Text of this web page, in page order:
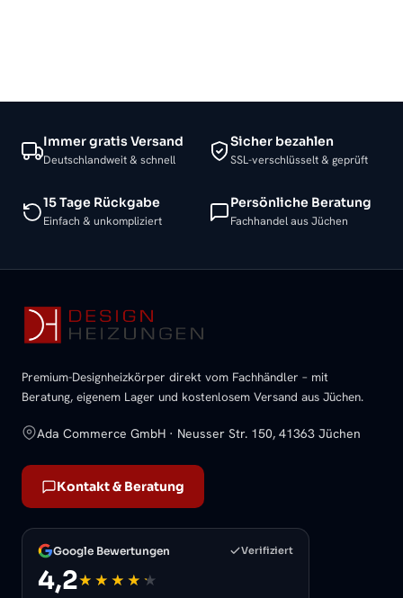
Immer gratis Versand
Deutschlandweit & schnell
Sicher bezahlen
SSL-verschlüsselt & geprüft
15 Tage Rückgabe
Einfach & unkompliziert
Persönliche Beratung
Fachhandel aus Jüchen
Premium-Designheizkörper direkt vom Fachhändler – mit
Beratung, eigenem Lager und kostenlosem Versand aus Jüchen.
Ada Commerce GmbH · Neusser Str. 150, 41363 Jüchen
Kontakt & Beratung
Google Bewertungen Verifiziert
4,2